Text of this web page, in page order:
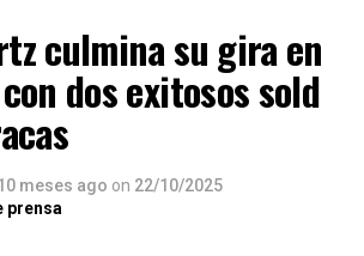
culmina su gira en
dos exitosos sold
meses ago on 22/10/2025
prensa